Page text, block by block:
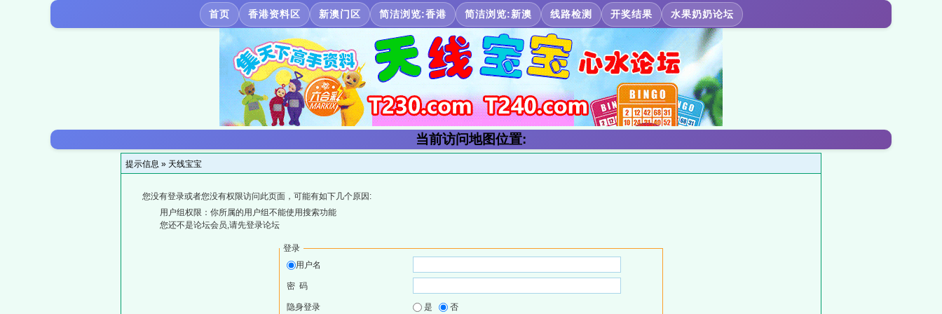
首页 香港资料区 新澳门区 简洁浏览:香港 简洁浏览:新澳 线路检测 开奖结果 水果奶奶论坛
当前访问地图位置:
提示信息 » 天线宝宝
您没有登录或者您没有权限访问此页面，可能有如下几个原因:
用户组权限：你所属的用户组不能使用搜索功能
您还不是论坛会员,请先登录论坛
登录
用户名
密 码
隐身登录 是 否